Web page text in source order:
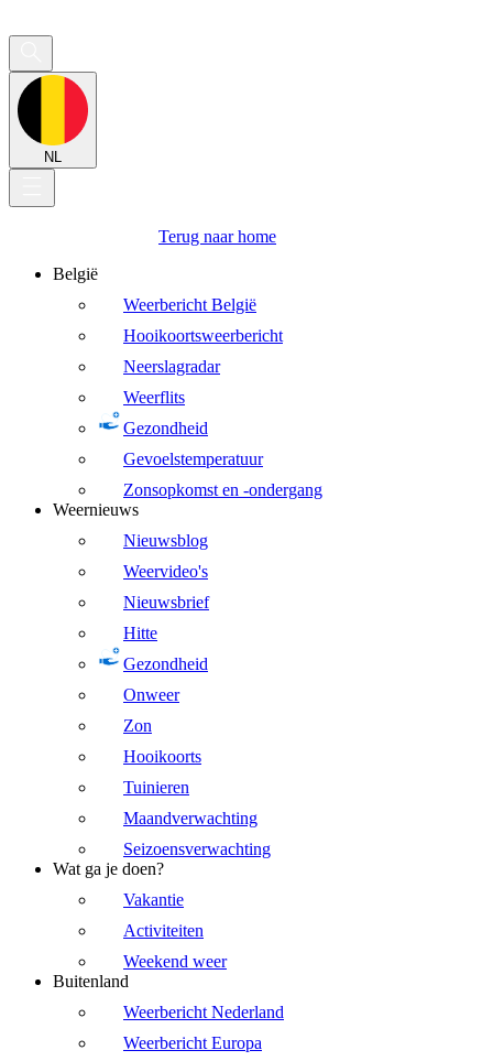
NL
Terug naar home
België
Weerbericht België
Hooikoortsweerbericht
Neerslagradar
Weerflits
Gezondheid
Gevoelstemperatuur
Zonsopkomst en -ondergang
Weernieuws
Nieuwsblog
Weervideo's
Nieuwsbrief
Hitte
Gezondheid
Onweer
Zon
Hooikoorts
Tuinieren
Maandverwachting
Seizoensverwachting
Wat ga je doen?
Vakantie
Activiteiten
Weekend weer
Buitenland
Weerbericht Nederland
Weerbericht Europa